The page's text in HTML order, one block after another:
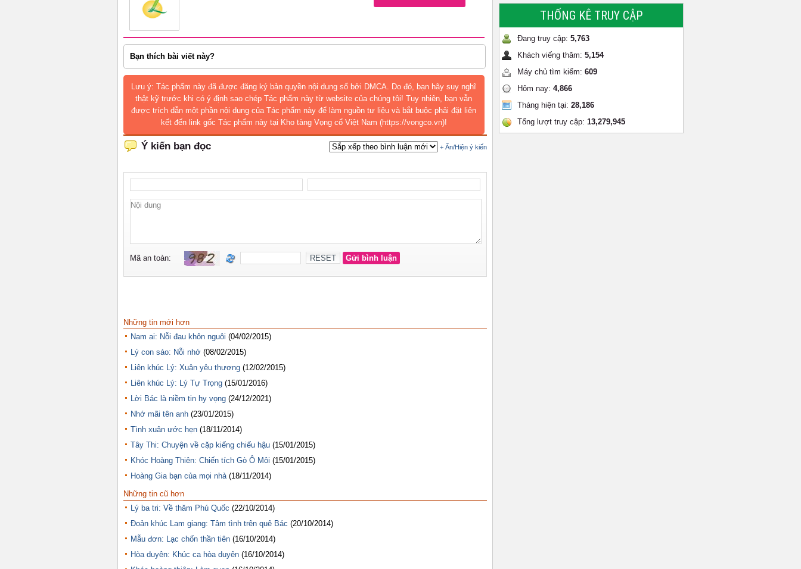
Bạn thích bài viết này?
Lưu ý: Tác phẩm này đã được đăng ký bản quyền nội dung số bởi DMCA. Do đó, bạn hãy suy nghĩ
thật kỹ trước khi có ý định sao chép Tác phẩm này từ website của chúng tôi! Tuy nhiên, bạn vẫn
được trích dẫn một phần nội dung của Tác phẩm này để làm nguồn tư liệu và bắt buộc phải đặt liên
kết đến link gốc Tác phẩm này tại Kho tàng Vọng cổ Việt Nam (https://vongco.vn)!
Những tin mới hơn
Nam ai: Nỗi đau khôn nguôi (04/02/2015)
Lý con sáo: Nỗi nhớ (08/02/2015)
Liên khúc Lý: Xuân yêu thương (12/02/2015)
Liên khúc Lý: Lý Tự Trọng (15/01/2016)
Lời Bác là niềm tin hy vọng (24/12/2021)
Nhớ mãi tên anh (23/01/2015)
Tình xuân ước hẹn (18/11/2014)
Tây Thi: Chuyện về cặp kiếng chiếu hậu (15/01/2015)
Khóc Hoàng Thiên: Chiến tích Gò Ô Môi (15/01/2015)
Hoàng Gia bạn của mọi nhà (18/11/2014)
Những tin cũ hơn
Lý ba tri: Về thăm Phú Quốc (22/10/2014)
Đoản khúc Lam giang: Tâm tình trên quê Bác (20/10/2014)
Mẫu đơn: Lạc chốn thần tiên (16/10/2014)
Hòa duyên: Khúc ca hòa duyên (16/10/2014)
THỐNG KÊ TRUY CẬP
Đang truy cập: 5,763
Khách viếng thăm: 5,154
Máy chủ tìm kiếm: 609
Hôm nay: 4,866
Tháng hiện tại: 28,186
Tổng lượt truy cập: 13,279,945